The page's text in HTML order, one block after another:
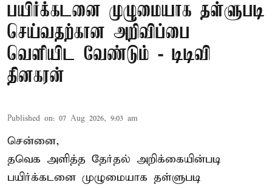
பயிர்க்கடனை முழுமையாக தள்ளுபடி
செய்வதற்கான அறிவிப்பை
வெளியிட வேண்டும் - டிடிவி
தினகரன்
Published on: 07 Aug 2026, 9:03 am
சென்னை,
தவெக அளித்த தேர்தல் அறிக்கையின்படி
பயிர்க்கடனை முழுமையாக தள்ளுபடி